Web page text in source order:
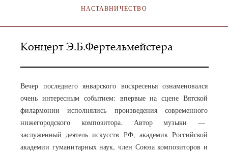
НАСТАВНИЧЕСТВО
Концерт Э.Б.Фертельмейстера
Вечер последнего январского воскресенья ознаменовался
очень интересным событием: впервые на сцене Вятской
филармонии исполнялись произведения современного
нижегородского композитора. Автор музыки —
заслуженный деятель искусств РФ, академик Российской
академии гуманитарных наук, член Союза композиторов и